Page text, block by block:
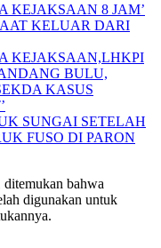
KEJAKSAAN 8 JAM’
KELUAR DARI
KEJAKSAAN,LHKPI
BULU,
KASUS
SUNGAI SETELAH
FUSO DI PARON
bahwa
digunakan untuk